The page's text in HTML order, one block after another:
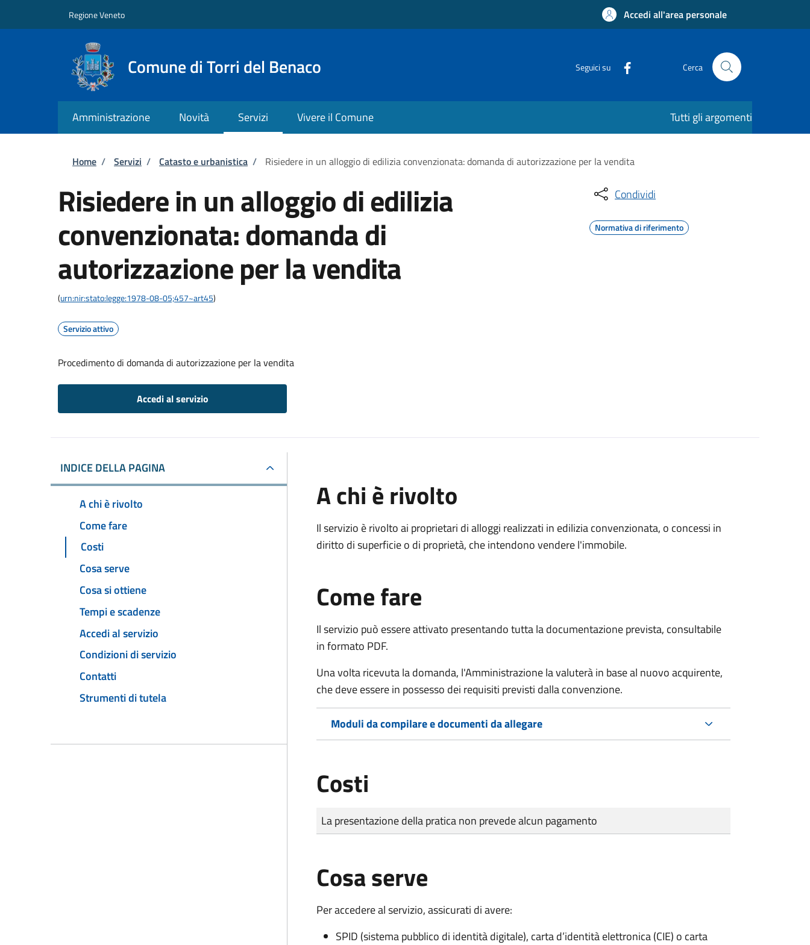
Regione Veneto Accedi all'area personale
Comune di Torri del Benaco Seguici su Cerca
Amministrazione Novità Servizi Vivere il Comune Tutti gli argomenti
Briciole di pane
Home / Servizi / Catasto e urbanistica / Risiedere in un alloggio di edilizia convenzionata: domanda di autorizzazione per la vendita
Risiedere in un alloggio di edilizia
convenzionata: domanda di
autorizzazione per la vendita
(urn:nir:stato:legge:1978-08-05;457~art45)
Servizio attivo
Procedimento di domanda di autorizzazione per la vendita
Accedi al servizio
Condividi
Normativa di riferimento
INDICE DELLA PAGINA
A chi è rivolto
Come fare
Costi
Cosa serve
Cosa si ottiene
Tempi e scadenze
Accedi al servizio
Condizioni di servizio
Contatti
Strumenti di tutela
A chi è rivolto
Il servizio è rivolto ai proprietari di alloggi realizzati in edilizia convenzionata, o concessi in
diritto di superficie o di proprietà, che intendono vendere l'immobile.
Come fare
Il servizio può essere attivato presentando tutta la documentazione prevista, consultabile
in formato PDF.
Una volta ricevuta la domanda, l'Amministrazione la valuterà in base al nuovo acquirente,
che deve essere in possesso dei requisiti previsti dalla convenzione.
Moduli da compilare e documenti da allegare
Costi
Tipo di pagamento
Importo
La presentazione della pratica non prevede alcun pagamento
Cosa serve
Per accedere al servizio, assicurati di avere:
SPID (sistema pubblico di identità digitale), carta d’identità elettronica (CIE) o carta